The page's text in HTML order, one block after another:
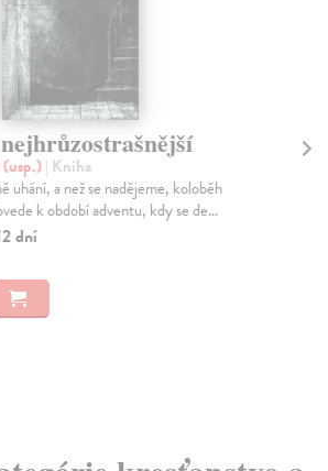
(usp.)| Kniha
uhání, a než se nadějeme, koloběh
k období adventu, kdy se de...
dní